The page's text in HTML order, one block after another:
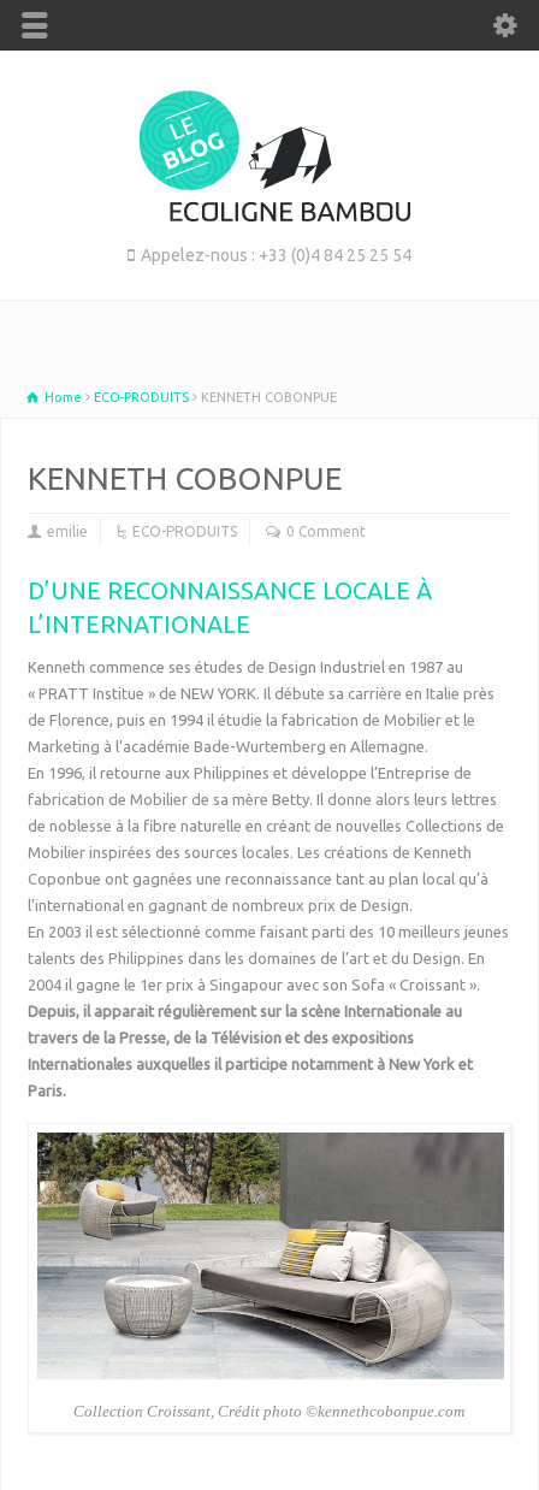
Appelez-nous : +33 (0)4 84 25 25 54
Home ECO-PRODUITS KENNETH COBONPUE
KENNETH COBONPUE
emilie ECO-PRODUITS 0 Comment
D’UNE RECONNAISSANCE LOCALE À
L’INTERNATIONALE
Kenneth commence ses études de Design Industriel en 1987 au
« PRATT Institue » de NEW YORK. Il débute sa carrière en Italie près
de Florence, puis en 1994 il étudie la fabrication de Mobilier et le
Marketing à l’académie Bade-Wurtemberg en Allemagne.
En 1996, il retourne aux Philippines et développe l’Entreprise de
fabrication de Mobilier de sa mère Betty. Il donne alors leurs lettres
de noblesse à la fibre naturelle en créant de nouvelles Collections de
Mobilier inspirées des sources locales. Les créations de Kenneth
Coponbue ont gagnées une reconnaissance tant au plan local qu’à
l’international en gagnant de nombreux prix de Design.
En 2003 il est sélectionné comme faisant parti des 10 meilleurs jeunes
talents des Philippines dans les domaines de l’art et du Design. En
2004 il gagne le 1er prix à Singapour avec son Sofa « Croissant ».
Depuis, il apparait régulièrement sur la scène Internationale au
travers de la Presse, de la Télévision et des expositions
Internationales auxquelles il participe notamment à New York et
Paris.
Collection Croissant, Crédit photo ©kennethcobonpue.com